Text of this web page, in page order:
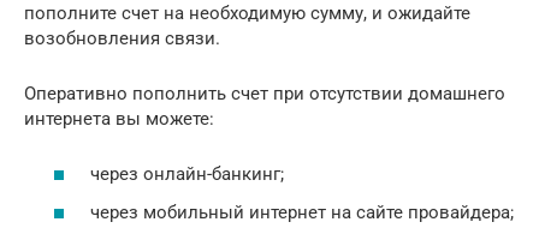
пополните счет на необходимую сумму, и ожидайте
возобновления связи.
Оперативно пополнить счет при отсутствии домашнего
интернета вы можете:
через онлайн-банкинг;
через мобильный интернет на сайте провайдера;